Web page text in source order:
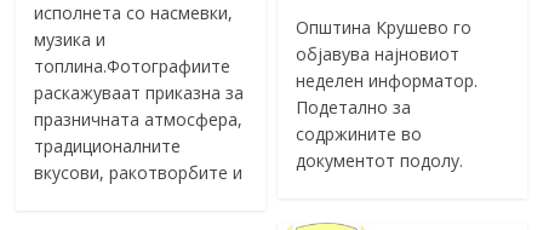
исполнета со насмевки,
музика и
топлина.Фотографиите
раскажуваат приказна за
празничната атмосфера,
традиционалните
вкусови, ракотворбите и
Општина Крушево го
објавува најновиот
неделен информатор.
Подетално за
содржините во
документот подолу.